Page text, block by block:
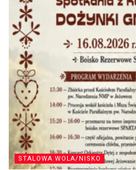
STALOWA WOLA/NISKO